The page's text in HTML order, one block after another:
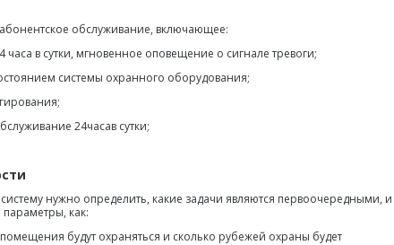
обслуживание, включающее:
в сутки, мгновенное оповещение о сигнале тревоги;
системы охранного оборудования;
24часав сутки;
нужно определить, какие задачи являются первоочередными, и
как:
будут охраняться и сколько рубежей охраны будет